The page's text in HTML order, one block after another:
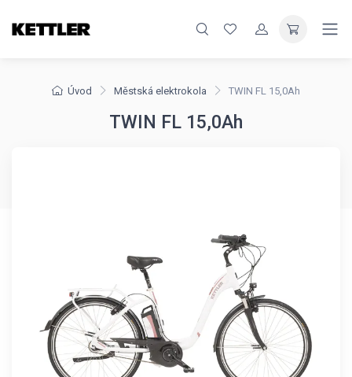
Úvod Městská elektrokola TWIN FL 15,0Ah
TWIN FL 15,0Ah